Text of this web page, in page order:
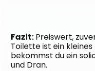
Fazit: Preiswert,
Toilette ist ein kleines
bekommst du ein
und Dran.